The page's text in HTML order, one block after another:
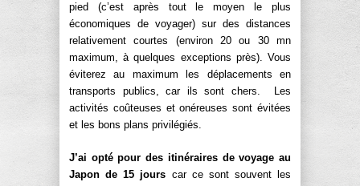
pied (c’est après tout le moyen le plus
économiques de voyager) sur des distances
relativement courtes (environ 20 ou 30 mn
maximum, à quelques exceptions près). Vous
éviterez au maximum les déplacements en
transports publics, car ils sont chers. Les
activités coûteuses et onéreuses sont évitées
et les bons plans privilégiés.
J’ai opté pour des itinéraires de voyage au
Japon de 15 jours car ce sont souvent les